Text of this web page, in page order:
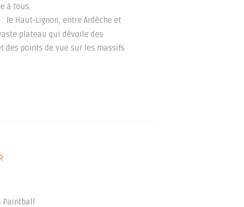
à tous.
le Haut-Lignon, entre Ardèche et
plateau qui dévoile des
des points de vue sur les massifs
Paintball